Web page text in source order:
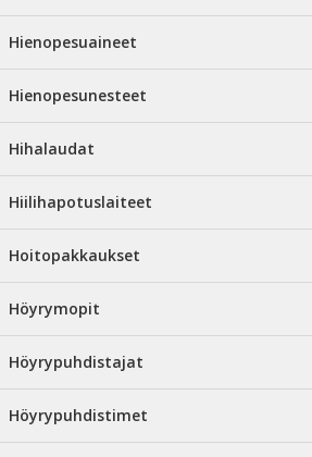
Hienopesuaineet
Hienopesunesteet
Hihalaudat
Hiilihapotuslaiteet
Hoitopakkaukset
Höyrymopit
Höyrypuhdistajat
Höyrypuhdistimet